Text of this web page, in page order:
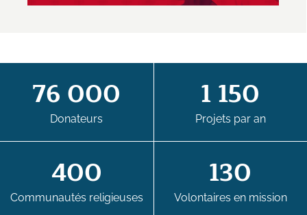
76 000
Donateurs
1 150
Projets par an
400
Communautés religieuses
130
Volontaires en mission